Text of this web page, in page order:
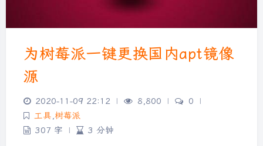
为树莓派一键更换国内apt镜像
源
2020-11-09 22:12 | 8,800 | 0
|
工具,树莓派
307 字
| 3 分钟